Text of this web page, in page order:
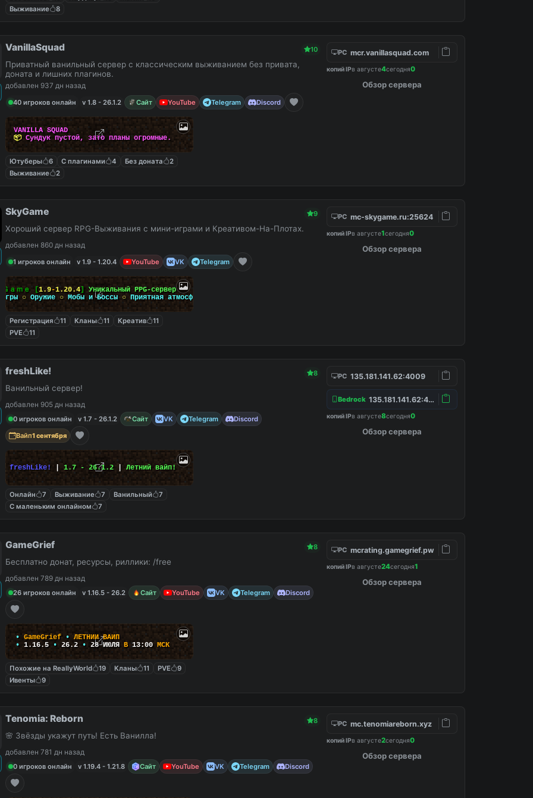
Выживание
8
VanillaSquad 10
Приватный ванильный сервер с классическим выживанием без привата,
доната и лишних плагинов.
добавлен 937 дн назад
40 игроков онлайн
v 1.8 - 26.1.2 Сайт YouTube Telegram Discord
VANILLA SQUAD
📦 Сундук пустой, зато планы огромные.
Ютуберы 6 С плагинами 4 Без доната
2
Выживание
2
PC mcr.vanillasquad.com
копий IPв августе4сегодня0
Обзор сервера
SkyGame 9
Хороший сервер RPG-Выживания с мини-играми и Креативом-На-Плотах.
добавлен 860 дн назад
1 игроков онлайн
v 1.9 - 1.20.4 YouTube VK Telegram
Ｇａｍｅ [1.9-1.20.4] Уникальный PPG-сервер
○ Оружие ○ Мобы и Боссы ○ Приятная атмосфера
Регистрация 11 Кланы 11 Креатив
11
PVE
11
PC mc-skygame.ru:25624
копий IPв августе1сегодня0
Обзор сервера
freshLike! 8
Ванильный сервер!
добавлен 905 дн назад
0 игроков онлайн
v 1.7 - 26.1.2 Сайт VK Telegram
Discord
Вайп1 сентября
freshLike! | 1.7 - 26.1.2 Летний вайп!
Онлайн 7 Выживание 7 Ванильный
7
С маленьким онлайном
7
PC 135.181.141.62:4009
Bedrock 135.181.141.62:4157
копий IPв августе8сегодня0
Обзор сервера
GameGrief 8
Бесплатно донат, ресурсы, риллики: /free
добавлен 789 дн назад
26 игроков онлайн
v 1.16.5 - 26.2 Сайт YouTube VK Telegram Discord
• GameGrief • ЛЕТНИЙ ВАЙП
• 1.16.5 • 26.2 • 28 ИЮЛЯ В 13:00 МСК
Похожие на ReallyWorld 19 Кланы 11 PVE
9
Ивенты
9
PC mcrating.gamegrief.pw
копий IPв августе24сегодня1
Обзор сервера
Tenomia: Reborn 8
🌸 Звёзды укажут путь! Есть Ванилла!
добавлен 781 дн назад
0 игроков онлайн
v 1.19.4 - 1.21.8 Сайт YouTube VK Telegram Discord
PC mc.tenomiareborn.xyz
копий IPв августе2сегодня0
Обзор сервера